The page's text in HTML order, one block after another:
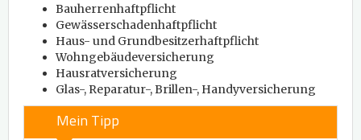
Bauherrenhaftpflicht
Gewässerschadenhaftpflicht
Haus- und Grundbesitzerhaftpflicht
Wohngebäudeversicherung
Hausratversicherung
Glas-, Reparatur-, Brillen-, Handyversicherung
Mein Tipp